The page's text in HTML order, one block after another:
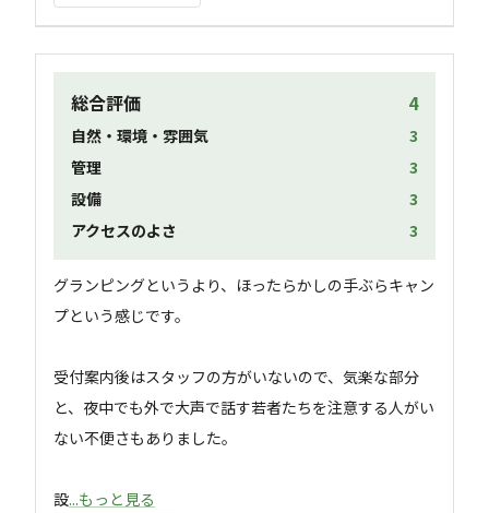
総合評価 4
自然・環境・雰囲気
3
管理
3
設備
3
アクセスのよさ
3
グランピングというより、ほったらかしの手ぶらキャン
プという感じです。
受付案内後はスタッフの方がいないので、気楽な部分
と、夜中でも外で大声で話す若者たちを注意する人がい
ない不便さもありました。
設...もっと見る